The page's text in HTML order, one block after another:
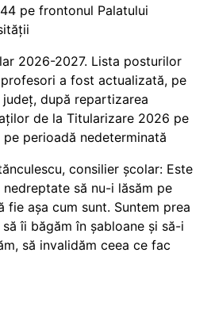
pe frontonul Palatului
2026-2027. Lista posturilor
a fost actualizată, pe
după repartizarea
de la Titularizare 2026 pe
perioadă nedeterminată
consilier școlar: Este
nedreptate să nu-i lăsăm pe
fie așa cum sunt. Suntem prea
îi băgăm în șabloane și să-i
să invalidăm ceea ce fac